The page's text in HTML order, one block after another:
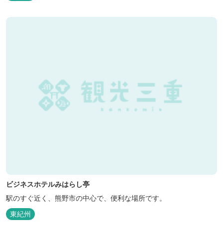
ビジネスホテルみはらし亭
駅のすぐ近く、熊野市の中心で、便利な場所です。
東紀州